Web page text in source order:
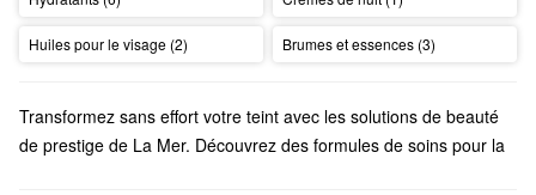
Huiles pour le visage (2) Brumes et essences (3)
Transformez sans effort votre teint avec les solutions de beauté
de prestige de La Mer. Découvrez des formules de soins pour la